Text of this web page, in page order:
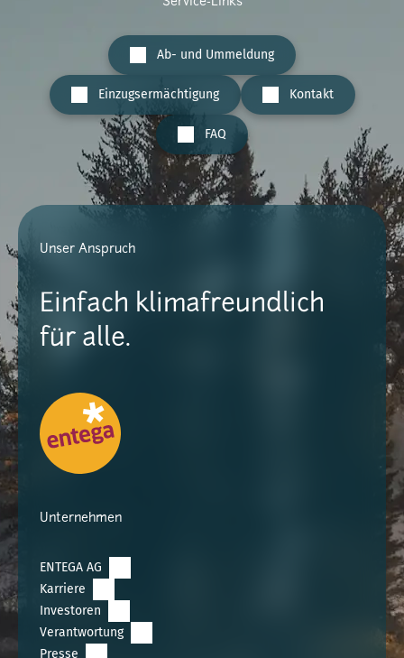
Ab- und Ummeldung
Einzugsermächtigung Kontakt
FAQ
Unser Anspruch
Einfach klimafreundlich
für alle.
Unternehmen
ENTEGA AG
Karriere
Investoren
Verantwortung
Presse